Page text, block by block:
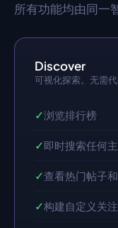
所有功能均由同一
Discover
可视化探索。无需代
✓浏览排行榜
✓即时搜索任何
✓查看热门帖子
✓构建自定义关